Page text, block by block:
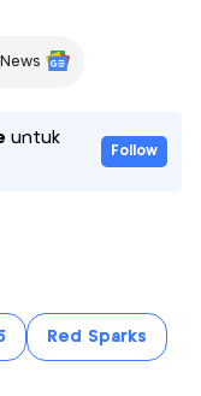
untuk
Follow
Red Sparks